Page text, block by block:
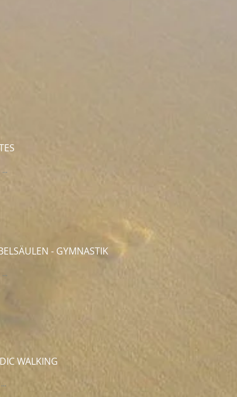
- GYMNASTIK
WALKING